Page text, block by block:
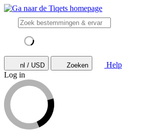
nl / USD Zoeken
Help
Log in